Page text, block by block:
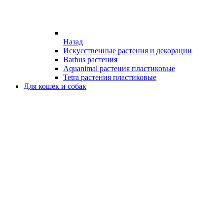
Назад
Искусственные растения и декорации
Barbus растения
Aquanimal растения пластиковые
Tetra растения пластиковые
Для кошек и собак